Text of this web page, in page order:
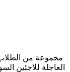
مجموعة من الطلاب
العاجلة للاجئين